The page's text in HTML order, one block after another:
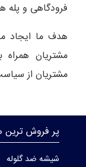
فرودگاهی و پله
هدف ما ایجاد
مشتریان
مشتریان از
پر فروش ترین
شیشه ضد گلوله